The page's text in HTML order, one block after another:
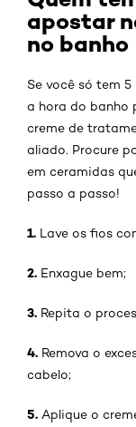
apostar
no banho
Se você só tem
a hora do banho
creme de
aliado. Procure
em ceramidas
passo a passo!
1. Lave os fios
2. Enxague bem;
3. Repita o
4. Remova o
cabelo;
5. Aplique o